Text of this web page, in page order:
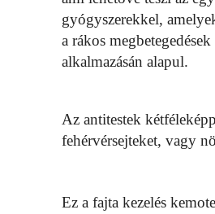
gyógyszerekkel,
a rákos
alkalmazásán alapul.
Az antitestek
fehérvérsejteket, vagy
Ez a fajta kezelés